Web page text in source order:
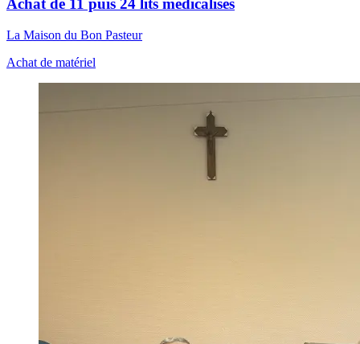
Achat de 11 puis 24 lits médicalisés
La Maison du Bon Pasteur
Achat de matériel